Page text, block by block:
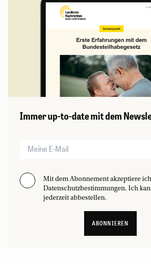
Immer up-to-date mit dem
Mit dem Abonnement akzeptiere
Datenschutzbestimmungen. Ich
jederzeit abbestellen.
ABONNIEREN